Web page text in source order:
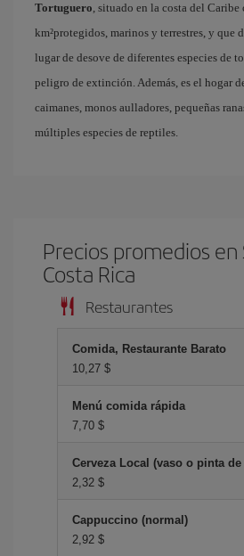
Tortuguero, situado en la costa del Caribe
km²protegidos, marinos y terrestres, y que
lugar de desove de diferentes especies de
peligro de extinción. Además, es el hogar
caimanes, monos aulladores, pequeñas
múltiples especies de reptiles.
Precios promedios en
Costa Rica
Restaurantes
Comida, Restaurante Barato
10,27 $
Menú comida rápida
7,70 $
Cerveza Local (vaso o pinta
2,32 $
Cappuccino (normal)
2,92 $